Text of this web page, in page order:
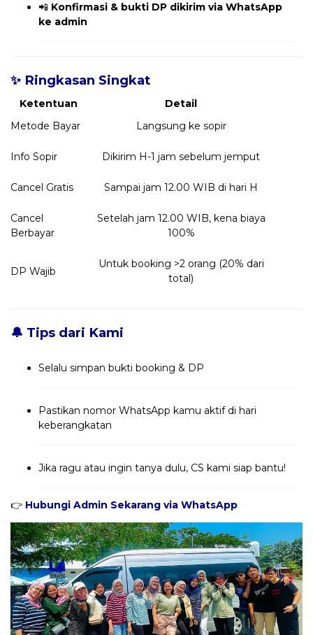
📲 Konfirmasi & bukti DP dikirim via WhatsApp
ke admin
✨ Ringkasan Singkat
Ketentuan
Detail
Metode Bayar
Langsung ke sopir
Info Sopir Dikirim H-1 jam sebelum jemput
Cancel Gratis Sampai jam 12.00 WIB di hari H
Cancel
Berbayar
Setelah jam 12.00 WIB, kena biaya
100%
DP Wajib
Untuk booking >2 orang (20% dari
total)
🔔 Tips dari Kami
Selalu simpan bukti booking & DP
Pastikan nomor WhatsApp kamu aktif di hari
keberangkatan
Jika ragu atau ingin tanya dulu, CS kami siap bantu!
👉 Hubungi Admin Sekarang via WhatsApp